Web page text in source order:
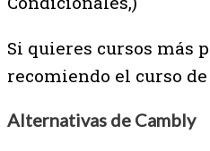
Si quieres cursos más
recomiendo el curso de
Alternativas de Cambly